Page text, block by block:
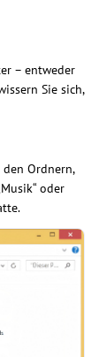
– entweder
Sie sich,
Ordnern,
oder